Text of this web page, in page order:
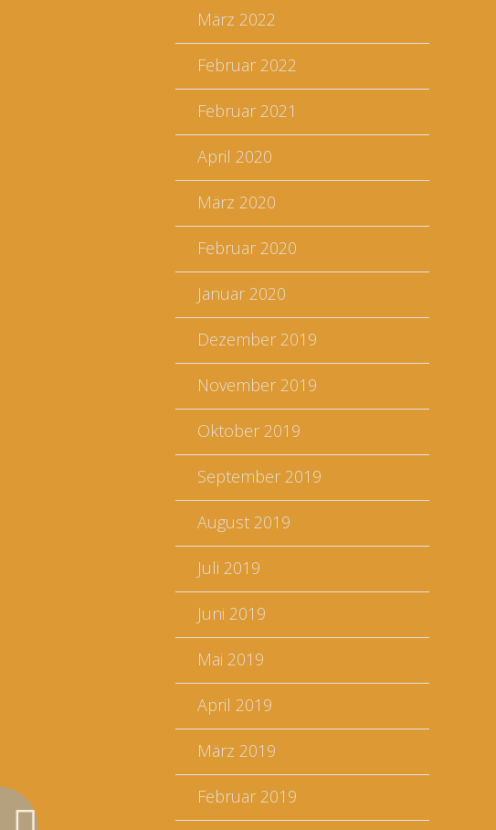
März 2022
Februar 2022
Februar 2021
April 2020
März 2020
Februar 2020
Januar 2020
Dezember 2019
November 2019
Oktober 2019
September 2019
August 2019
Juli 2019
Juni 2019
Mai 2019
April 2019
März 2019
Februar 2019